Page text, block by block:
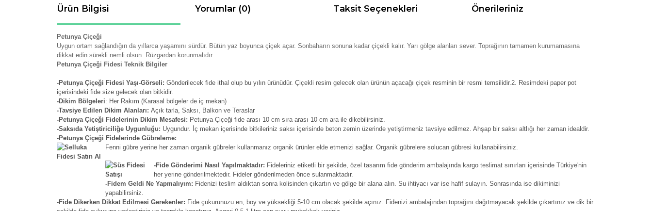
Ürün Bilgisi Yorumlar (0) Taksit Seçenekleri Önerileriniz
Petunya Çiçeği
Uygun ortam sağlandığın da yıllarca yaşamını sürdür. Bütün yaz boyunca çiçek açar. Sonbaharın sonuna kadar çiçekli kalır. Yarı gölge alanları sever. Toprağının tamamen kurumamasına
dikkat edin sürekli nemli olsun. Rüzgardan korunmalıdır.
Petunya Çiçeği Fidesi Teknik Bilgiler
-Petunya Çiçeği Fidesi Yaşı-Görseli: Gönderilecek fide ithal olup bu yılın ürünüdür. Çiçekli resim gelecek olan ürünün açacağı çiçek resminin bir resmi temsilidir.2. Resimdeki paper pot
içerisindeki fide size gelecek olan bitkidir.
-Dikim Bölgeleri: Her Rakım (Karasal bölgeler de iç mekan)
-Tavsiye Edilen Dikim Alanları: Açık tarla, Saksı, Balkon ve Teraslar
-Petunya Çiçeği Fidelerinin Dikim Mesafesi: Petunya Çiçeği fide arası 10 cm sıra arası 10 cm ara ile dikebilirsiniz.
-Saksıda Yetiştiriciliğe Uygunluğu: Uygundur. İç mekan içerisinde bitkileriniz saksı içerisinde beton zemin üzerinde yetiştirmeniz tavsiye edilmez. Ahşap bir saksı altlığı her zaman idealdir.
-Petunya Çiçeği Fidelerinde Gübreleme:
Fenni gübre yerine her zaman organik gübreler kullanmanız organik ürünler elde etmenizi sağlar. Organik gübrelere solucan gübresi kullanabilirsiniz.
-Fide Gönderimi Nasıl Yapılmaktadır: Fideleriniz etiketli bir şekilde, özel tasarım fide gönderim ambalajında kargo teslimat sınırları içerisinde Türkiye'nin
her yerine gönderilmektedir. Fideler gönderilmeden önce sulanmaktadır.
-Fidem Geldi Ne Yapmalıyım: Fidenizi teslim aldıktan sonra kolisinden çıkartın ve gölge bir alana alın. Su ihtiyacı var ise hafif sulayın. Sonrasında ise dikiminizi
yapabilirsiniz.
-Fide Dikerken Dikkat Edilmesi Gerekenler: Fide çukurunuzu en, boy ve yüksekliği 5-10 cm olacak şekilde açınız. Fidenizi ambalajından toprağını dağıtmayacak şekilde çıkartınız ve dik bir